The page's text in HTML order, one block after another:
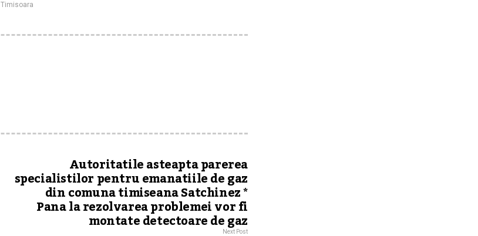
Timisoara
Autoritatile asteapta parerea
specialistilor pentru emanatiile de gaz
din comuna timiseana Satchinez *
Pana la rezolvarea problemei vor fi
montate detectoare de gaz
Next Post